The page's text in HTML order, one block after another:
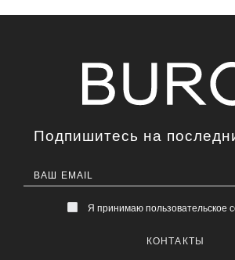
Подпишитесь на
Я принимаю пользовательское
КОНТАКТЫ